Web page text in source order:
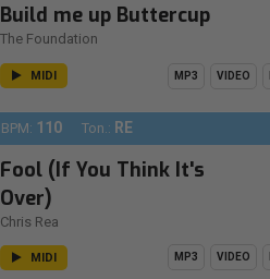
Build me up Buttercup
The Foundation
MIDI MP3 VIDEO
BPM: 110 Ton.: RE
Fool (If You Think It's
Over)
Chris Rea
MIDI MP3 VIDEO